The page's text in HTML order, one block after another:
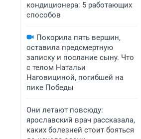
кондиционера: 5 работающих
способов
Покорила пять вершин,
оставила предсмертную
записку и послание сыну. Что
с телом Натальи
Наговициной, погибшей на
пике Победы
Они летают повсюду:
ярославский врач рассказала,
каких болезней стоит бояться